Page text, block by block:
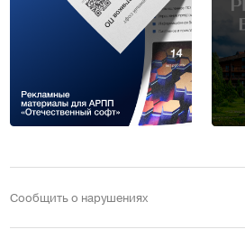
Сообщить о нарушениях